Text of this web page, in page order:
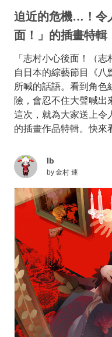
迫近的危機…！令
面！」的插畫特輯
「志村小心後面！（
自日本的綜藝節目《八
所喊的話語。看到角色
險，會忍不住大聲喊出
這次，就為大家送上令
的插畫作品特輯。快來
Ib
by金村 連